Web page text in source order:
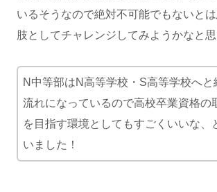
いるそうなので絶対不可能でもないと
肢としてチャレンジしてみようかなと
N中等部はN高等学校・S高等学校へと
流れになっているので高校卒業資格の
を目指す環境としてもすごくいいな、
いました！